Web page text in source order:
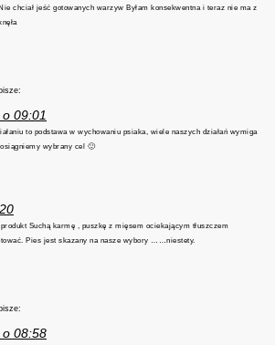
chciał jeść gotowanych warzyw Byłam konsekwentna i teraz nie ma z
09:01
to podstawa w wychowaniu psiaka, wiele naszych działań wymiga
wybrany cel 🙂
Suchą karmę , puszkę z mięsem ociekającym tłuszczem
Pies jest skazany na nasze wybory ……niestety.
08:58